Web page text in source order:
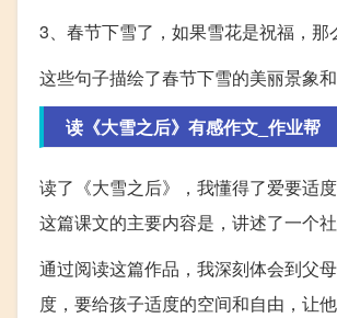
3、春节下雪了，如果雪花是祝福，那
这些句子描绘了春节下雪的美丽景象
读《大雪之后》有感作文_作业帮
读了《大雪之后》，我懂得了爱要适
这篇课文的主要内容是，讲述了一个
通过阅读这篇作品，我深刻体会到父
度，要给孩子适度的空间和自由，让